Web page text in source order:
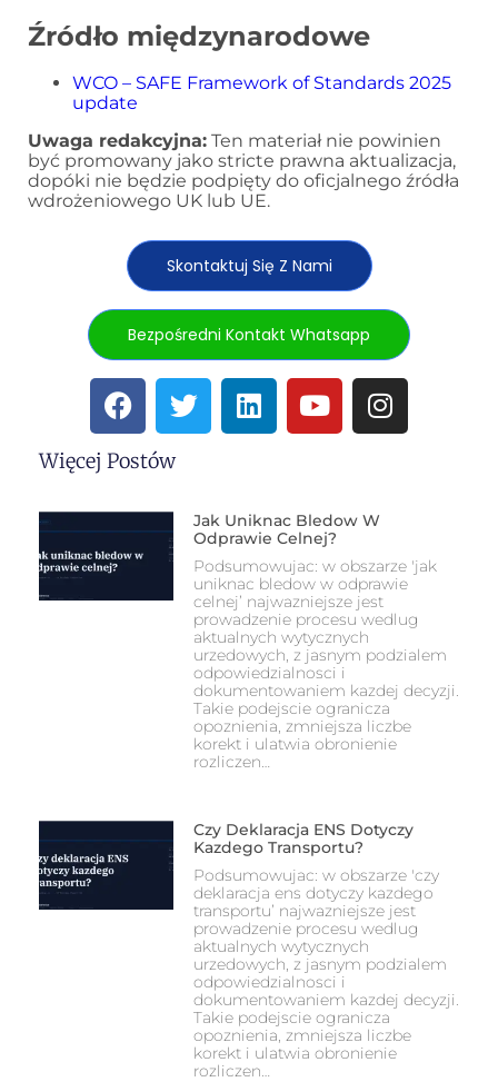
Źródło międzynarodowe
WCO – SAFE Framework of Standards 2025
update
Uwaga redakcyjna: Ten materiał nie powinien
być promowany jako stricte prawna aktualizacja,
dopóki nie będzie podpięty do oficjalnego źródła
wdrożeniowego UK lub UE.
Skontaktuj Się Z Nami
Bezpośredni Kontakt Whatsapp
Więcej Postów
Jak Uniknac Bledow W
Odprawie Celnej?
Podsumowujac: w obszarze 'jak
uniknac bledow w odprawie
celnej’ najwazniejsze jest
prowadzenie procesu wedlug
aktualnych wytycznych
urzedowych, z jasnym podzialem
odpowiedzialnosci i
dokumentowaniem kazdej decyzji.
Takie podejscie ogranicza
opoznienia, zmniejsza liczbe
korekt i ulatwia obronienie
rozliczen…
Czy Deklaracja ENS Dotyczy
Kazdego Transportu?
Podsumowujac: w obszarze 'czy
deklaracja ens dotyczy kazdego
transportu’ najwazniejsze jest
prowadzenie procesu wedlug
aktualnych wytycznych
urzedowych, z jasnym podzialem
odpowiedzialnosci i
dokumentowaniem kazdej decyzji.
Takie podejscie ogranicza
opoznienia, zmniejsza liczbe
korekt i ulatwia obronienie
rozliczen…